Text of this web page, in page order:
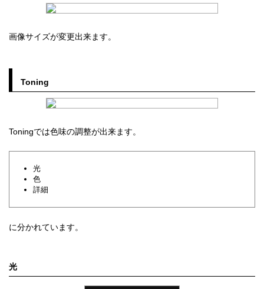
画像サイズが変更出来ます。
Toning
Toningでは色味の調整が出来ます。
光
色
詳細
に分かれています。
光